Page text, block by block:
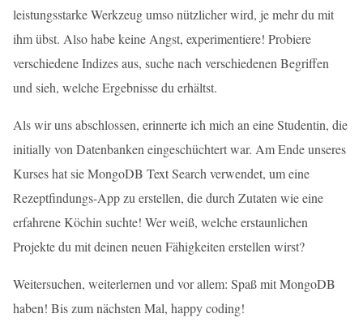
leistungsstarke Werkzeug umso nützlicher wird, je mehr du mit
ihm übst. Also habe keine Angst, experimentiere! Probiere
verschiedene Indizes aus, suche nach verschiedenen Begriffen
und sieh, welche Ergebnisse du erhältst.
Als wir uns abschlossen, erinnerte ich mich an eine Studentin, die
initially von Datenbanken eingeschüchtert war. Am Ende unseres
Kurses hat sie MongoDB Text Search verwendet, um eine
Rezeptfindungs-App zu erstellen, die durch Zutaten wie eine
erfahrene Köchin suchte! Wer weiß, welche erstaunlichen
Projekte du mit deinen neuen Fähigkeiten erstellen wirst?
Weitersuchen, weiterlernen und vor allem: Spaß mit MongoDB
haben! Bis zum nächsten Mal, happy coding!